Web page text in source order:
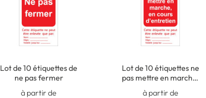
Lot de 10 étiquettes de
ne pas fermer
à partir de
Lot de 10 étiquettes ne
pas mettre en marche.
en cours d´entretien
à partir de